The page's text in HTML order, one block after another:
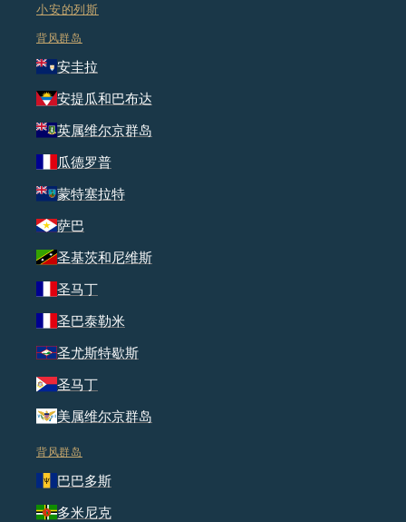
小安的列斯
背风群岛
安圭拉
安提瓜和巴布达
英属维尔京群岛
瓜德罗普
蒙特塞拉特
萨巴
圣基茨和尼维斯
圣马丁
圣巴泰勒米
圣尤斯特歇斯
圣马丁
美属维尔京群岛
背风群岛
巴巴多斯
多米尼克